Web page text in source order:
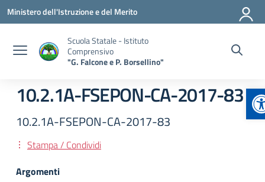
Vai ai contenuti
Vai al menu di navigazione
Vai al footer
Ministero dell'Istruzione e del Merito
Scuola Statale - Istituto
Comprensivo
"G. Falcone e P. Borsellino"
10.2.1A-FSEPON-CA-2017-83
10.2.1A-FSEPON-CA-2017-83
Stampa / Condividi
Argomenti